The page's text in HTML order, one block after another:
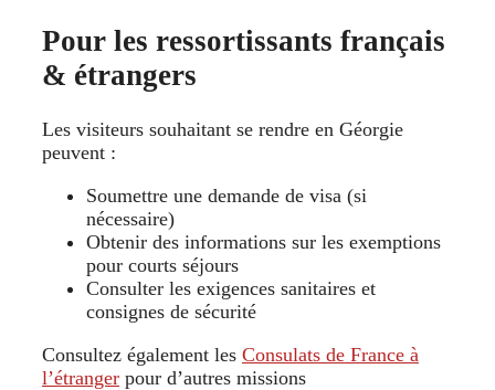
Pour les ressortissants français
& étrangers
Les visiteurs souhaitant se rendre en Géorgie
peuvent :
Soumettre une demande de visa (si
nécessaire)
Obtenir des informations sur les exemptions
pour courts séjours
Consulter les exigences sanitaires et
consignes de sécurité
Consultez également les Consulats de France à
l’étranger pour d’autres missions